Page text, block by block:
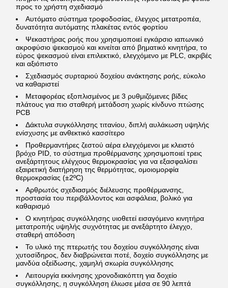
προς το χρήστη σχεδιασμό
Αυτόματο σύστημα τροφοδοσίας, έλεγχος μετατροπέα,
δυνατότητα αυτόματης πλακέτας εντός φορτίου
Ψεκαστήρας ροής που χρησιμοποιεί εγκάρσιο ιαπωνικό
ακροφύσιο ψεκασμού και κινείται από βηματικό κινητήρα, το
εύρος ψεκασμού είναι επιλεκτικό, ελεγχόμενο με PLC, ακριβές
και αξιόπιστο
Σχεδιασμός συρταριού δοχείου ανάκτησης ροής, εύκολο
να καθαριστεί
Μεταφορέας εξοπλισμένος με 3 ρυθμιζόμενες βίδες
πλάτους για πιο σταθερή μετάδοση χωρίς κίνδυνο πτώσης
PCB
Δάκτυλα συγκόλλησης τιτανίου, διπλή αυλάκωση υψηλής
ενίσχυσης με ανθεκτικό κασσίτερο
Προθερμαντήρες ζεστού αέρα ελεγχόμενοι με κλειστό
βρόχο PID, το σύστημα προθέρμανσης χρησιμοποιεί τρεις
ανεξάρτητους ελέγχους θερμοκρασίας για να εξασφαλίσει
εξαιρετική διατήρηση της θερμότητας, ομοιομορφία
θερμοκρασίας (±2ºC)
Αρθρωτός σχεδιασμός διέλευσης προθέρμανσης,
προστασία του περιβάλλοντος και ασφάλεια, βολικό για
καθαρισμό
Ο κινητήρας συγκόλλησης υιοθετεί εισαγόμενο κινητήρα
μετατροπής υψηλής συχνότητας με ανεξάρτητο έλεγχο,
σταθερή απόδοση
Το υλικό της πτερωτής του δοχείου συγκόλλησης είναι
χυτοσίδηρος, δεν διαβρώνεται ποτέ, δοχείο συγκόλλησης με
μανδύα οξείδωσης, χαμηλή σκωρία συγκόλλησης
Λειτουργία εκκίνησης χρονοδιακόπτη για δοχείο
συγκόλλησης, η συγκόλληση έλιωσε μέσα σε 90 λεπτά